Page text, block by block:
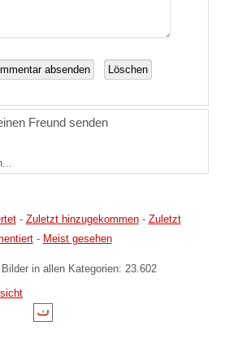
Freund senden
- Zuletzt hinzugekommen- Zuletzt
- Meist gesehen
in allen Kategorien: 23.602